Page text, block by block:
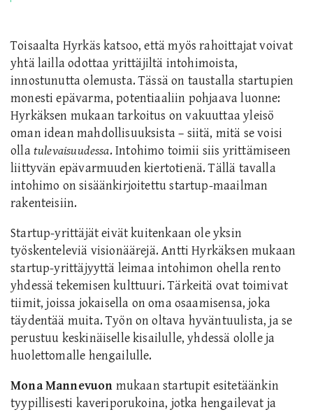
Toisaalta Hyrkäs katsoo, että myös rahoittajat voivat
yhtä lailla odottaa yrittäjiltä intohimoista,
innostunutta olemusta. Tässä on taustalla startupien
monesti epävarma, potentiaaliin pohjaava luonne:
Hyrkäksen mukaan tarkoitus on vakuuttaa yleisö
oman idean mahdollisuuksista – siitä, mitä se voisi
ollatulevaisuudessa. Intohimo toimii siis yrittämiseen
liittyvän epävarmuuden kiertotienä. Tällä tavalla
intohimo on sisäänkirjoitettu startup-maailman
rakenteisiin.
Startup-yrittäjät eivät kuitenkaan ole yksin
työskenteleviä visionäärejä. Antti Hyrkäksen mukaan
startup-yrittäjyyttä leimaa intohimon ohella rento
yhdessä tekemisen kulttuuri. Tärkeitä ovat toimivat
tiimit, joissa jokaisella on oma osaamisensa, joka
täydentää muita. Työn on oltava hyväntuulista, ja se
perustuu keskinäiselle kisailulle, yhdessä ololle ja
huolettomalle hengailulle.
Mona Mannevuon mukaan startupit esitetäänkin
tyypillisesti kaveriporukoina, jotka hengailevat ja